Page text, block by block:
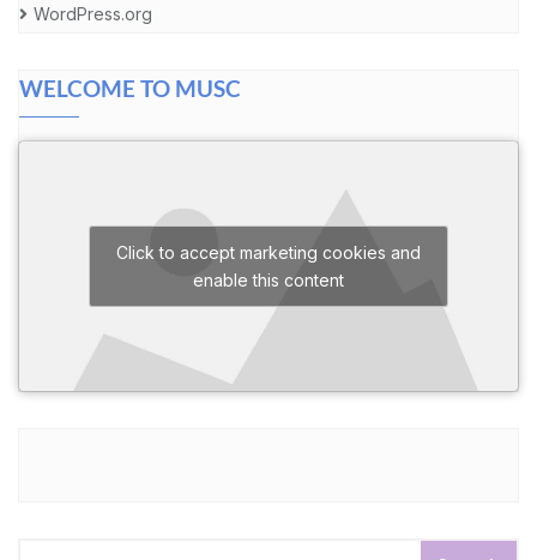
WordPress.org
WELCOME TO MUSC
Click to accept marketing cookies and
enable this content